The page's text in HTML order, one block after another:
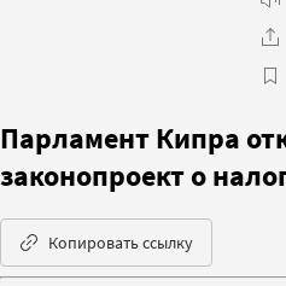
Парламент Кипра
законопроект о
Копировать ссылку